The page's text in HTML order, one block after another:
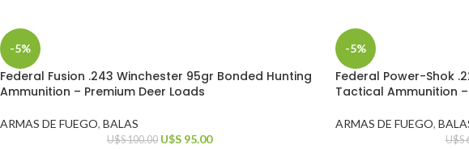
-5%
Federal Fusion .243 Winchester 95gr Bonded Hunting
Ammunition – Premium Deer Loads
ARMAS DE FUEGO, BALAS
U$S100.00 U$S 95.00
-5%
Federal Power-Shok
Tactical Ammunition
ARMAS DE FUEGO,
U$S